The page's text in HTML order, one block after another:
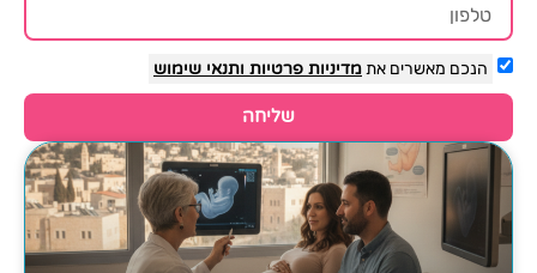
הנכם מאשרים אתמדיניות פרטיות ותנאי שימוש
שליחה